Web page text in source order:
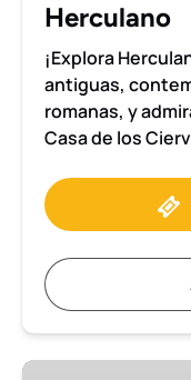
Herculano
¡Explora
antiguas,
romanas, y
Casa de los
Visita